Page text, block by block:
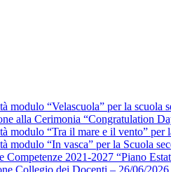
modulo “Velascuola” per la scuola
alla Cerimonia “Congratulation
modulo “Tra il mare e il vento” per
modulo “In vasca” per la Scuola
Competenze 2021-2027 “Piano